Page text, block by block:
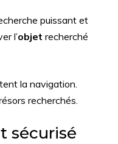
puissant et
l’objet recherché
la navigation.
recherchés.
sécurisé